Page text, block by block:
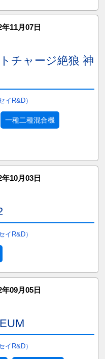
年11月07日
チャージ絶狼 神
イR&D）
一種二種混合機
年10月03日
イR&D）
年09月05日
イR&D）